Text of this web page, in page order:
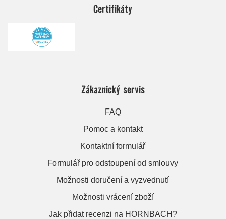
Certifikáty
Zákaznický servis
FAQ
Pomoc a kontakt
Kontaktní formulář
Formulář pro odstoupení od smlouvy
Možnosti doručení a vyzvednutí
Možnosti vrácení zboží
Jak přidat recenzi na HORNBACH?